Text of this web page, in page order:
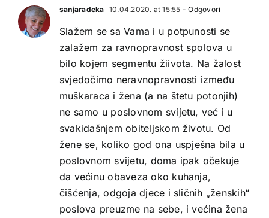
sanjaradeka 10.04.2020. at 15:55 - Odgovori
Slažem se sa Vama i u potpunosti se
zalažem za ravnopravnost spolova u
bilo kojem segmentu žiivota. Na žalost
svjedočimo neravnopravnosti između
muškaraca i žena (a na štetu potonjih)
ne samo u poslovnom svijetu, već i u
svakidašnjem obiteljskom životu. Od
žene se, koliko god ona uspješna bila u
poslovnom svijetu, doma ipak očekuje
da većinu obaveza oko kuhanja,
čišćenja, odgoja djece i sličnih „ženskih“
poslova preuzme na sebe, i većina žena